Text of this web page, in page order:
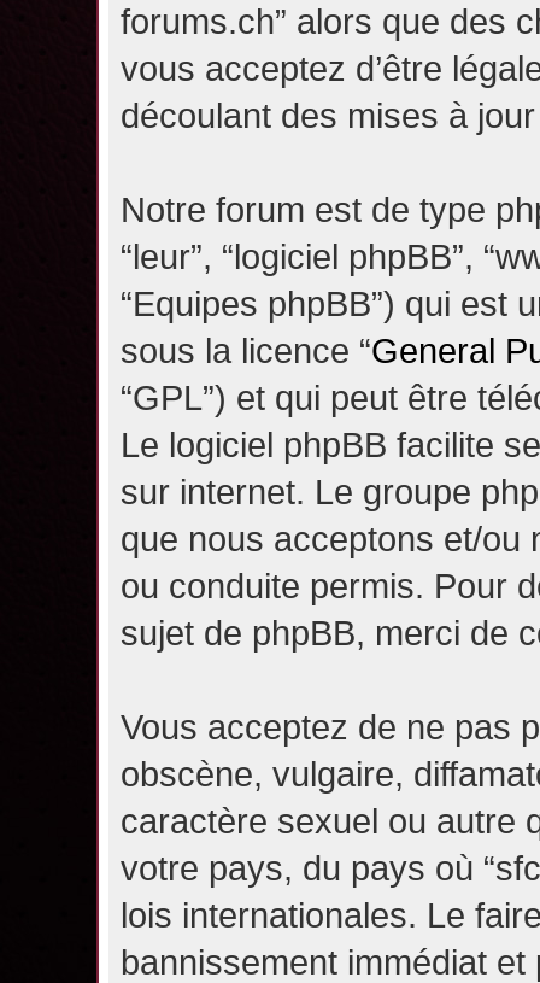
forums.ch” alors que des
vous acceptez d’être
découlant des mises à
Notre forum est de type
“leur”, “logiciel phpBB”,
“Equipes phpBB”) qui est
sous la licence “General
“GPL”) et qui peut être
Le logiciel phpBB facilite
sur internet. Le groupe
que nous acceptons et/ou
ou conduite permis. Pour
sujet de phpBB, merci de
Vous acceptez de ne pas
obscène, vulgaire,
caractère sexuel ou autre
votre pays, du pays où
lois internationales. Le
bannissement immédiat